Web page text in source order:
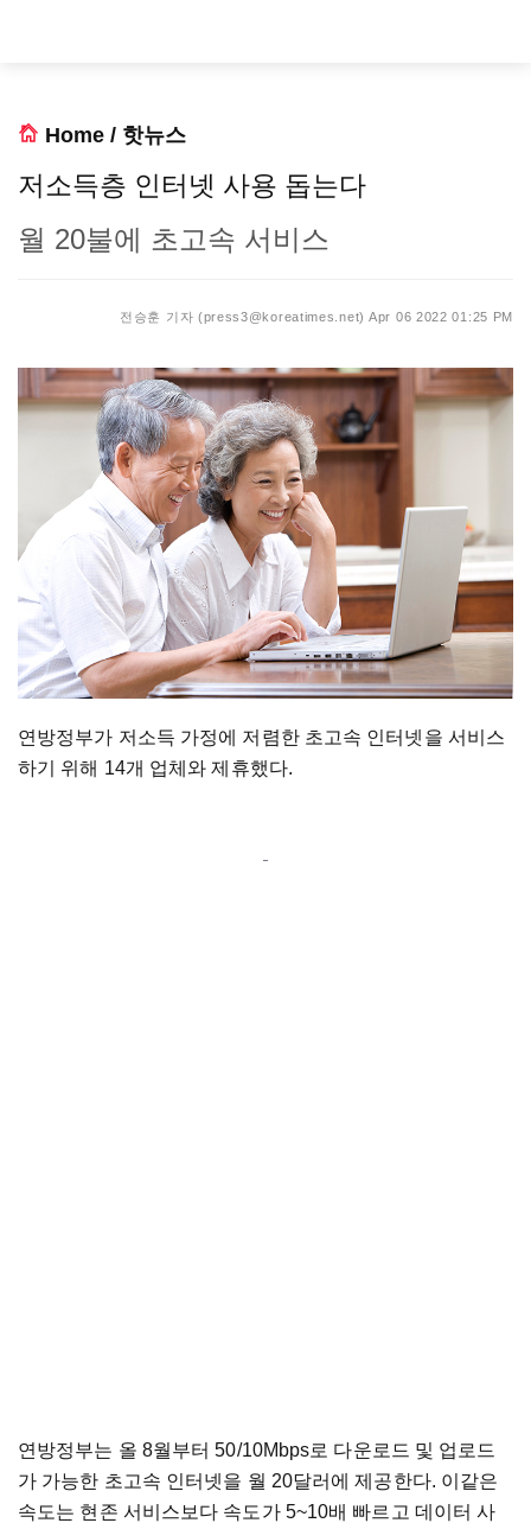
Home / 핫뉴스
저소득층 인터넷 사용 돕는다
월 20불에 초고속 서비스
전승훈 기자 (press3@koreatimes.net) Apr 06 2022 01:25 PM
연방정부가 저소득 가정에 저렴한 초고속 인터넷을 서비스
하기 위해 14개 업체와 제휴했다.
연방정부는 올 8월부터 50/10Mbps로 다운로드 및 업로드
가 가능한 초고속 인터넷을 월 20달러에 제공한다. 이같은
속도는 현존 서비스보다 속도가 5~10배 빠르고 데이터 사